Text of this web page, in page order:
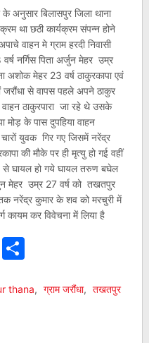
अनुसार बिलासपुर जिला थाना
था छठी कार्यक्रम संपन्न होने
वाहन मे ग्राम हरदी निवासी
नर्गिस पिता अर्जुन मेहर उम्र
अशोक मेहर 23 वर्ष ठाकुरकापा एवं
जरौंधा से वापस पहले अपने ठाकुर
वाहन ठाकुरपारा जा रहे थे उसके
मोड़ के पास दुपहिया वाहन
युवक गिर गए जिसमें नरेंद्र
की मौके पर ही मृत्यु हो गई वहीं
से घायल हो गये घायल तरुण बघेल
मेहर उम्र 27 वर्ष को तखतपुर
नरेंद्र कुमार के शव को मरचुरी में
कायम कर विवेचना में लिया है
Share
thana, ग्राम जरौंधा, तखतपुर